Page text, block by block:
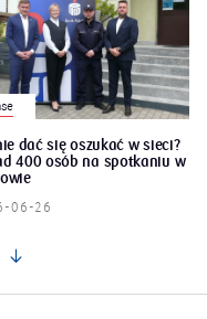
dać się oszukać w sieci?
400 osób na spotkaniu w
06-26